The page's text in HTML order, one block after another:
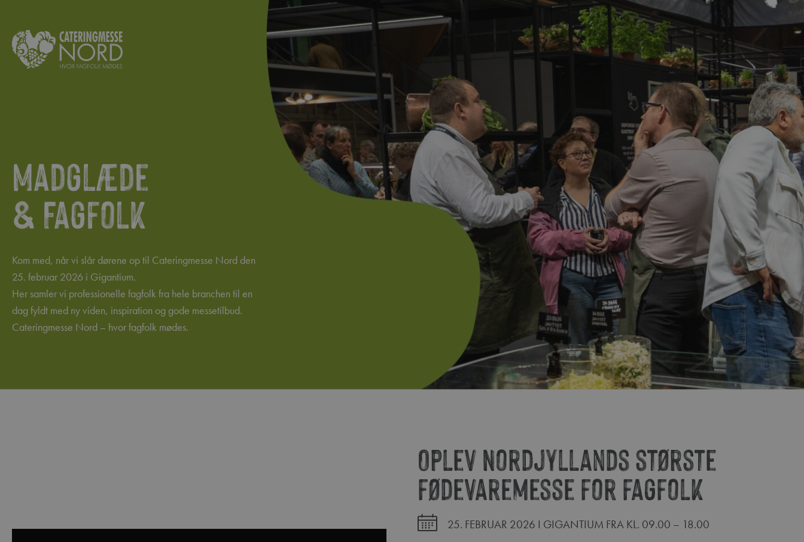
Madglæde
& Fagfolk
Kom med, når vi slår dørene op til Cateringmesse Nord den
25. februar 2026 i Gigantium.
Her samler vi professionelle fagfolk fra hele branchen til en
dag fyldt med ny viden, inspiration og gode messetilbud.
Cateringmesse Nord – hvor fagfolk mødes.
Oplev Nordjyllands største
fødevaremesse for fagfolk
25. FEBRUAR 2026 I GIGANTIUM FRA KL. 09.00 – 18.00